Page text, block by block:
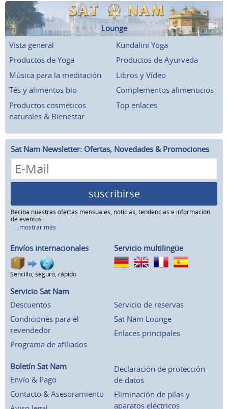
Lounge
Vista general
Kundalini Yoga
Productos de Yoga
Productos de Ayurveda
Música para la meditación
Libros y Vídeo
Tés y alimentos bio
Complementos alimenticios
Productos cosméticos
naturales & Bienestar
Top enlaces
Sat Nam Newsletter: Ofertas, Novedades & Promociones
suscribirse
Reciba nuestras ofertas mensuales, noticias, tendencias e información
de eventos
...mostrar más
Envíos internacionales
Sencillo, seguro, rápido
Servicio multilingüe
Servicio Sat Nam
Descuentos
Condiciones para el
revendedor
Programa de afiliados
Servicio de reservas
Sat Nam Lounge
Enlaces principales
Boletín Sat Nam
Envío & Pago
Contacto & Asesoramiento
Declaración de protección
de datos
Eliminación de pilas y
aparatos eléctricos